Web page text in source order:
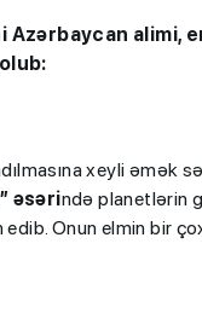
Azərbaycan alimi,
xeyli
əsərində planetlərin
Onun elmin bir